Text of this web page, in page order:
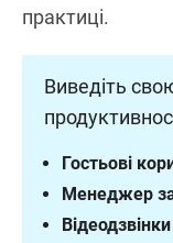
практиці.
Виведіть
Відеодзвінки
Менеджер
Гостьові